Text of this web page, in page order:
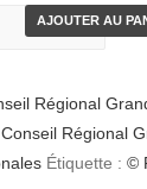
AJOUTER AU
Régional
Régional
Étiquette :©